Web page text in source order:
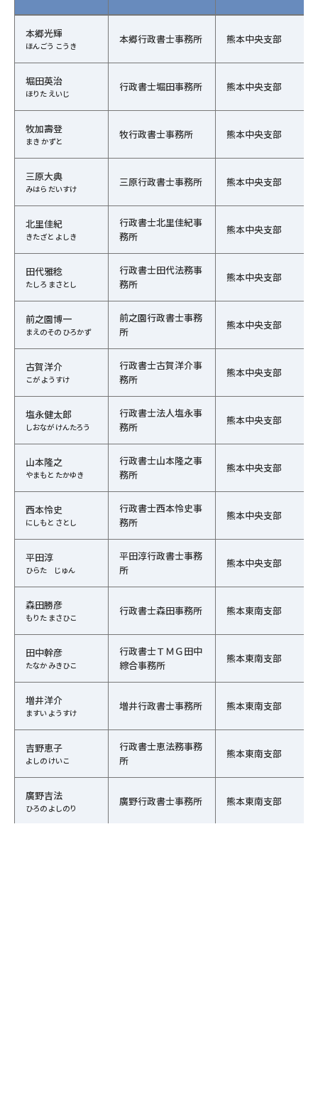
行政書士会員の一覧（氏名、事務所の名称、行政書士会
本郷光輝
ほんごう こうき
本郷行政書士事務所 熊本中央支部
堀田英治
ほりた えいじ
行政書士堀田事務所 熊本中央支部
牧加壽登
まき かずと
牧行政書士事務所 熊本中央支部
三原大典
みはら だいすけ
三原行政書士事務所 熊本中央支部
北里佳紀
きたざと よしき
行政書士北里佳紀事
務所
熊本中央支部
田代雅稔
たしろ まさとし
行政書士田代法務事
務所
熊本中央支部
前之園博一
まえのその ひろかず
前之園行政書士事務
所
熊本中央支部
古賀洋介
こが ようすけ
行政書士古賀洋介事
務所
熊本中央支部
塩永健太郎
しおなが けんたろう
行政書士法人塩永事
務所
熊本中央支部
山本隆之
やまもと たかゆき
行政書士山本隆之事
務所
熊本中央支部
西本怜史
にしもと さとし
行政書士西本怜史事
務所
熊本中央支部
平田淳
ひらた じゅん
平田淳行政書士事務
所
熊本中央支部
森田勝彦
もりた まさひこ
行政書士森田事務所 熊本東南支部
田中幹彦
たなか みきひこ
行政書士ＴＭＧ田中
綜合事務所
熊本東南支部
増井洋介
ますい ようすけ
増井行政書士事務所 熊本東南支部
吉野恵子
よしの けいこ
行政書士恵法務事務
所
熊本東南支部
廣野吉法
ひろの よしのり
廣野行政書士事務所 熊本東南支部